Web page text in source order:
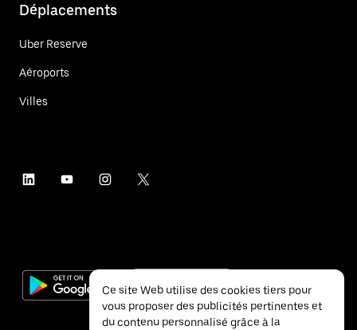
Déplacements
Uber Reserve
Aéroports
Villes
Ce site Web utilise des cookies tiers pour
vous proposer des publicités pertinentes et
du contenu personnalisé grâce à la